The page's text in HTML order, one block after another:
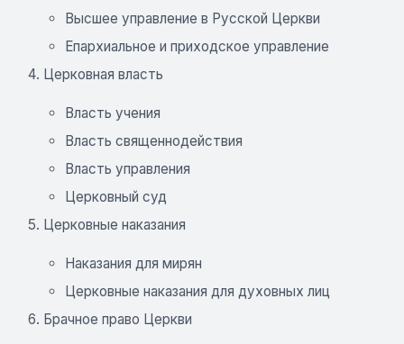
Высшее управление в Русской Церкви
Епархиальное и приходское управление
Церковная власть
Власть учения
Власть священнодействия
Власть управления
Церковный суд
Церковные наказания
Наказания для мирян
Церковные наказания для духовных лиц
Брачное право Церкви